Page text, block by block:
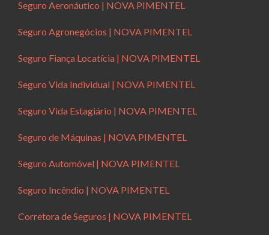
Seguro Aeronáutico | NOVA PIMENTEL
Seguro Agronegócios | NOVA PIMENTEL
Seguro Fiança Locatícia | NOVA PIMENTEL
Seguro Vida Individual | NOVA PIMENTEL
Seguro Vida Estagiário | NOVA PIMENTEL
Seguro de Máquinas | NOVA PIMENTEL
Seguro Automóvel | NOVA PIMENTEL
Seguro Incêndio | NOVA PIMENTEL
Corretora de Seguros | NOVA PIMENTEL